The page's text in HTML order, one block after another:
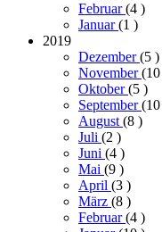
Februar(4 )
Januar(1 )
2019
Dezember(5 )
November(10
Oktober(5 )
September(10
August(8 )
Juli (2 )
Juni (4 )
Mai (9 )
April (3 )
März (8 )
Februar(4 )